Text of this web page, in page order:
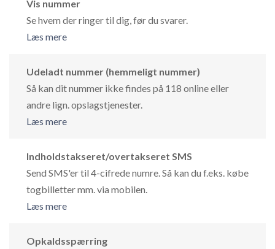
Vis nummer
Se hvem der ringer til dig, før du svarer.
Læs mere
Udeladt nummer (hemmeligt nummer)
Så kan dit nummer ikke findes på 118 online eller
andre lign. opslagstjenester.
Læs mere
Indholdstakseret/overtakseret SMS
Send SMS'er til 4-cifrede numre. Så kan du f.eks. købe
togbilletter mm. via mobilen.
Læs mere
Opkaldsspærring